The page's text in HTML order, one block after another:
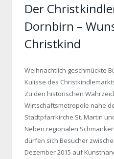
Der
Dornbirn –
Christkind
Weihnachtlich geschmückte
Kulisse des
Zu den historischen
Wirtschaftsmetropole nahe
Stadtpfarrkirche St. Martin
Neben regionalen
dürfen sich Besucher
Dezember 2015 auf